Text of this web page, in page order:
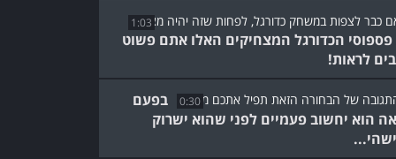
1:03
הכדורגל המצחיקים האלו אתם פשוט
לראות!
0:30
בפעם
הוא יחשוב פעמיים לפני שהוא ישרוק